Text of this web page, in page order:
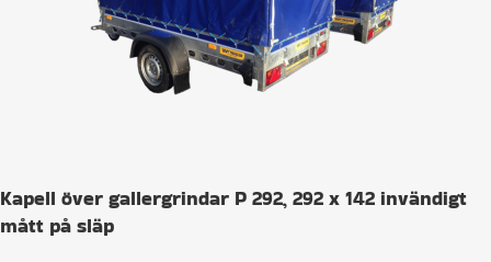
Kapell över gallergrindar P 292, 292 x 142 invändigt
mått på släp